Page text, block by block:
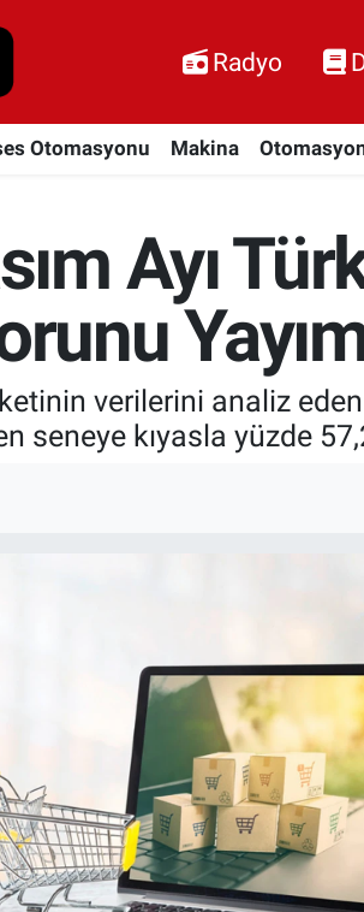
Radyo
Otomasyonu Makina
Ayı
verilerini analiz
seneye kıyasla yüzde